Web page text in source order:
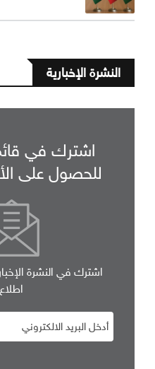
النشرة الإخبارية
اشترك في
للحصول على
اشترك في النشرة
اطلاع